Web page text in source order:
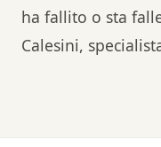
ha fallito o sta
Calesini,